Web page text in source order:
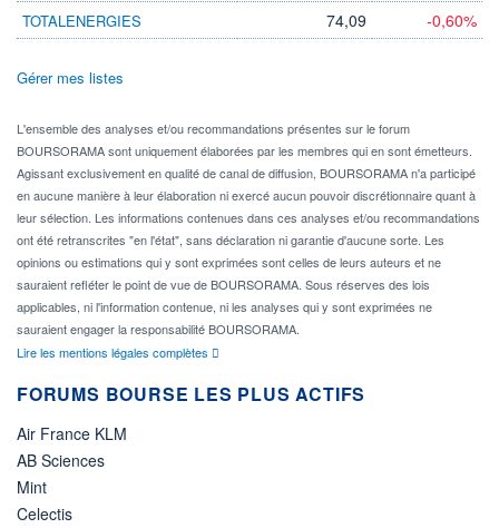
TOTALENERGIES 74,09 -0,60%
Gérer mes listes
L'ensemble des analyses et/ou recommandations présentes sur le forum
BOURSORAMA sont uniquement élaborées par les membres qui en sont émetteurs.
Agissant exclusivement en qualité de canal de diffusion, BOURSORAMA n'a participé
en aucune manière à leur élaboration ni exercé aucun pouvoir discrétionnaire quant à
leur sélection. Les informations contenues dans ces analyses et/ou recommandations
ont été retranscrites "en l'état", sans déclaration ni garantie d'aucune sorte. Les
opinions ou estimations qui y sont exprimées sont celles de leurs auteurs et ne
sauraient refléter le point de vue de BOURSORAMA. Sous réserves des lois
applicables, ni l'information contenue, ni les analyses qui y sont exprimées ne
sauraient engager la responsabilité BOURSORAMA.
Lire les mentions légales complètes
FORUMS BOURSE LES PLUS ACTIFS
Air France KLM
AB Sciences
Mint
Celectis